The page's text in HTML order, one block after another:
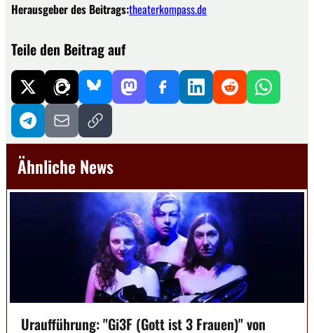
Herausgeber des Beitrags:theaterkompass.de
Teile den Beitrag auf
Ähnliche News
Uraufführung: "Gi3F (Gott ist 3 Frauen)" von